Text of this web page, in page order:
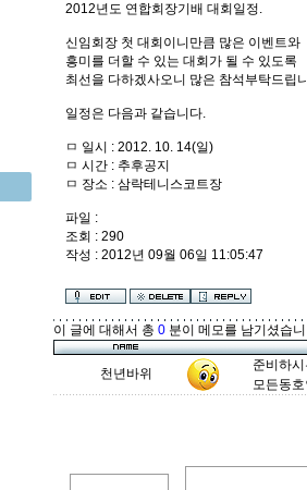
2012년도 연합회장기배 대회일정.
신임회장 첫 대회이니만큼 많은 이벤트와
흥미를 더할 수 있는 대회가 될 수 있도록
최선을 다하겠사오니 많은 참석부탁드립
일정은 다음과 같습니다.
ㅁ 일시 : 2012. 10. 14(일)
ㅁ 시간 : 추후공지
ㅁ 장소 : 삼락테니스코트장
파일 :
조회 : 290
작성 : 2012년 09월 06일 11:05:47
이 글에 대해서 총 0 분이 메모를 남기셨습
천년바위
준비하
모든동